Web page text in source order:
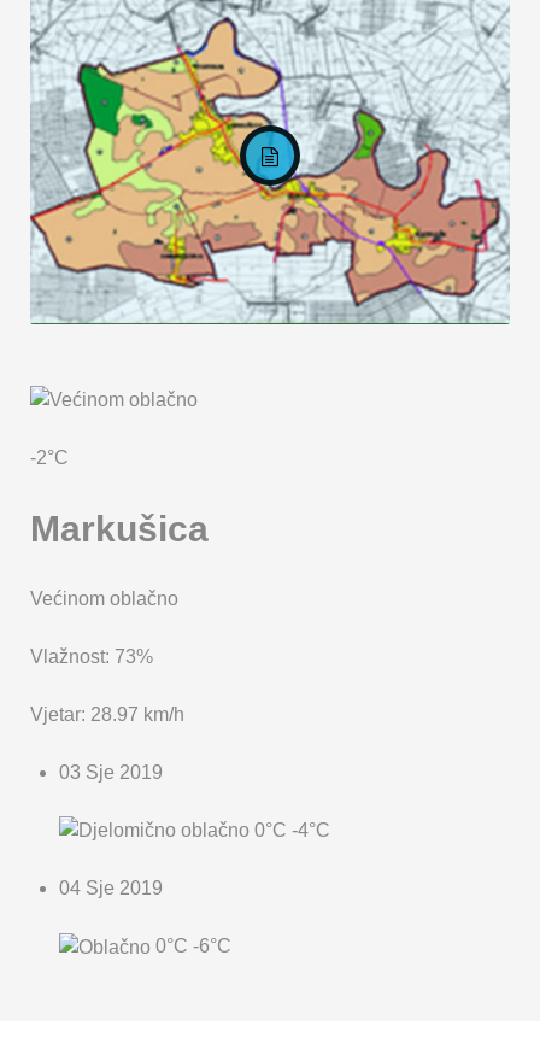
-2°C
Markušica
Većinom oblačno
Vlažnost: 73%
Vjetar: 28.97 km/h
03 Sje 2019
0°C -4°C
04 Sje 2019
0°C -6°C